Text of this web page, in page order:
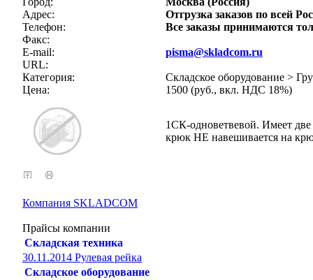
Адрес:
Отгрузка заказов по всей
Телефон:
Все заказы принимаются
Факс:
E-mail:
pisma@skladcom.ru
URL:
Категория:
Складское оборудование >
Цена:
1500 (руб., вкл. НДС 18%)
1СК-одноветвевой. Имеет
крюк НЕ навешивается на
Компания SKLADCOM
Прайсы компании
Складская техника
30.11.2014 Рулевая рейка
Складское оборудование